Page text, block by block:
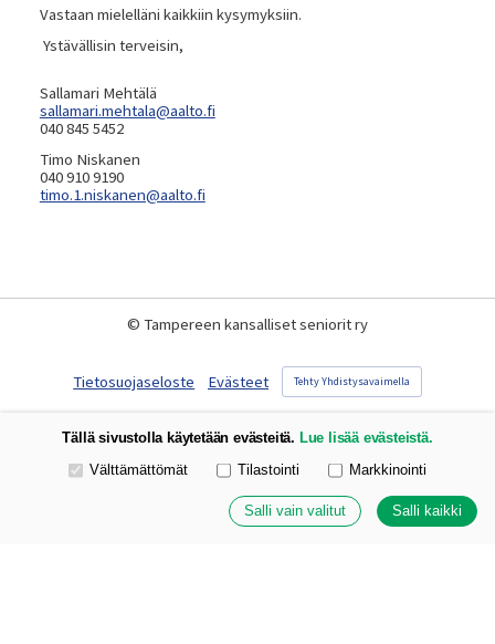
Vastaan mielelläni kaikkiin kysymyksiin.
Ystävällisin terveisin,
Sallamari Mehtälä
sallamari.mehtala@aalto.fi
040 845 5452
Timo Niskanen
040 910 9190
timo.1.niskanen@aalto.fi
© Tampereen kansalliset seniorit ry
Tietosuojaseloste Evästeet Tehty Yhdistysavaimella
Tällä sivustolla käytetään evästeitä. Lue lisää evästeistä.
Valitse käytettävät evästeet
Välttämättömät Tilastointi Markkinointi
Salli vain valitut Salli kaikki